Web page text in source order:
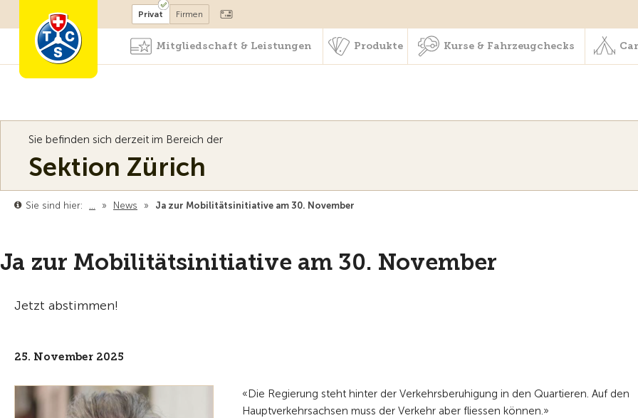
Mitglied werden
Privat Firmen
Mitgliedschaft & Leistungen Produkte Kurse & Fahrzeugchecks
Sie befinden sich derzeit im Bereich der
Sektion Zürich
Sie sind hier: … » News » Ja zur Mobilitätsinitiative am 30. November
Ja zur Mobilitätsinitiative am 30. November
Jetzt abstimmen!
25. November 2025
«Die Regierung steht hinter der Verkehrsberuhigung in den Quartieren. Auf den
Hauptverkehrsachsen muss der Verkehr aber fliessen können.»